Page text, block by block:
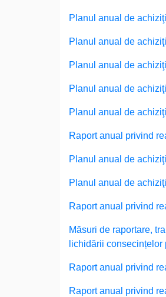
Planul anual de
Planul anual de
Planul anual de
Planul anual de
Planul anual de
Raport anual privind
Planul anual de
Planul anual de
Raport anual privind
Măsuri de raportare,
lichidării
Raport anual privind
Raport anual privind